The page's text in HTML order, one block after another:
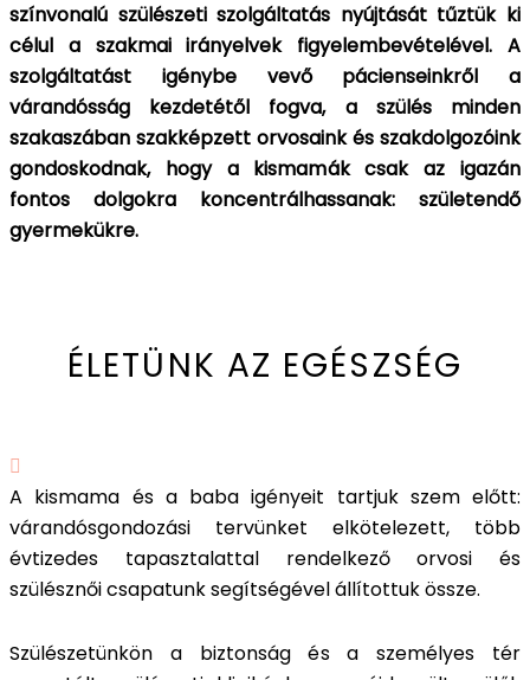
színvonalú szülészeti szolgáltatás nyújtását tűztük ki
célul a szakmai irányelvek figyelembevételével. A
szolgáltatást igénybe vevő pácienseinkről a
várandósság kezdetétől fogva, a szülés minden
szakaszában szakképzett orvosaink és szakdolgozóink
gondoskodnak, hogy a kismamák csak az igazán
fontos dolgokra koncentrálhassanak: születendő
gyermekükre.
ÉLETÜNK AZ EGÉSZSÉG
A kismama és a baba igényeit tartjuk szem előtt:
várandósgondozási tervünket elkötelezett, több
évtizedes tapasztalattal rendelkező orvosi és
szülésznői csapatunk segítségével állítottuk össze.
Szülészetünkön a biztonság és a személyes tér